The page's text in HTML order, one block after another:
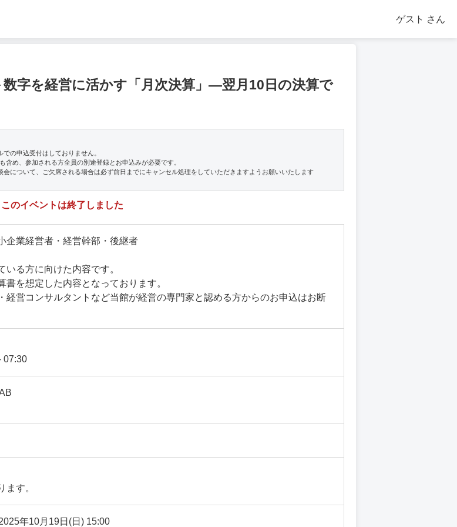
ゲスト さん
数字を経営に活かす「月次決算」―翌月10日の決算で
の申込受付はしておりません。
め、参加される方全員の別途登録とお申込みが必要です。
について、ご欠席される場合は必ず前日までにキャンセル処理をしていただきますようお願いいたします
このイベントは終了しました
企業経営者・経営幹部・後継者
る方に向けた内容です。
を想定した内容となっております。
営コンサルタントなど当館が経営の専門家と認める方からのお申込はお断
07:30
ます。
年10月19日(日) 15:00